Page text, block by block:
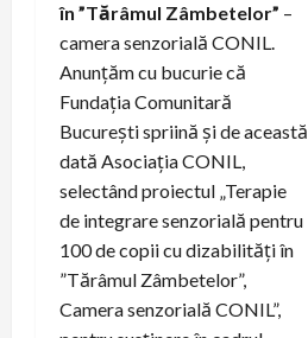
în ”Tărâmul Zâmbetelor” –
camera senzorială CONIL.
Anunțăm cu bucurie că
Fundația Comunitară
București spriină și de această
dată Asociația CONIL,
selectând proiectul „Terapie
de integrare senzorială pentru
100 de copii cu dizabilități în
”Tărâmul Zâmbetelor”,
Camera senzorială CONIL”,